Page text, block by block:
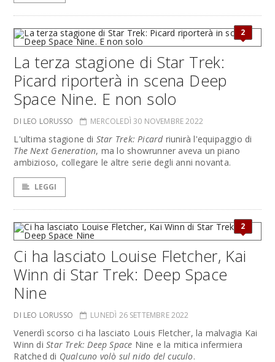
2
La terza stagione di Star Trek:
Picard riporterà in scena Deep
Space Nine. E non solo
DI LEO LORUSSO MERCOLEDÌ 30 NOVEMBRE 2022
L'ultima stagione di Star Trek: Picardriunirà l'equipaggio di
The Next Generation, ma lo showrunner aveva un piano
ambizioso, collegare le altre serie degli anni novanta.
LEGGI
2
Ci ha lasciato Louise Fletcher, Kai
Winn di Star Trek: Deep Space
Nine
DI LEO LORUSSO LUNEDÌ 26 SETTEMBRE 2022
Venerdì scorso ci ha lasciato Louis Fletcher, la malvagia Kai
Winn diStar Trek: Deep Space Nine e la mitica infermiera
Ratched di Qualcuno volò sul nido del cuculo.